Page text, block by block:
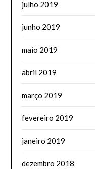
julho 2019
junho 2019
maio 2019
abril 2019
março 2019
fevereiro 2019
janeiro 2019
dezembro 2018